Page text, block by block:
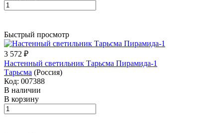
Быстрый просмотр
3 572 ₽
Настенный светильник Тарьсма Пирамида-1
Тарьсма (Россия)
Код: 007388
В наличии
В корзину